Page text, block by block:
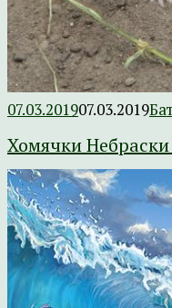
07.03.201907.03.2019
Хомячки